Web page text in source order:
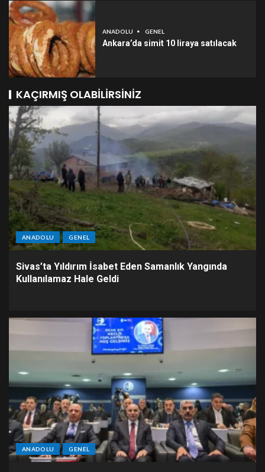
ANADOLU GENEL
Ankara’da simit 10 liraya satılacak
KAÇIRMIŞ OLABILIRSINIZ
ANADOLU GENEL
Sivas’ta Yıldırım İsabet Eden Samanlık Yangında
Kullanılamaz Hale Geldi
ANADOLU GENEL